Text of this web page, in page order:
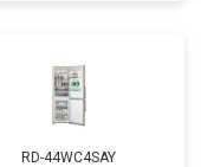
RD-44WC4SAY